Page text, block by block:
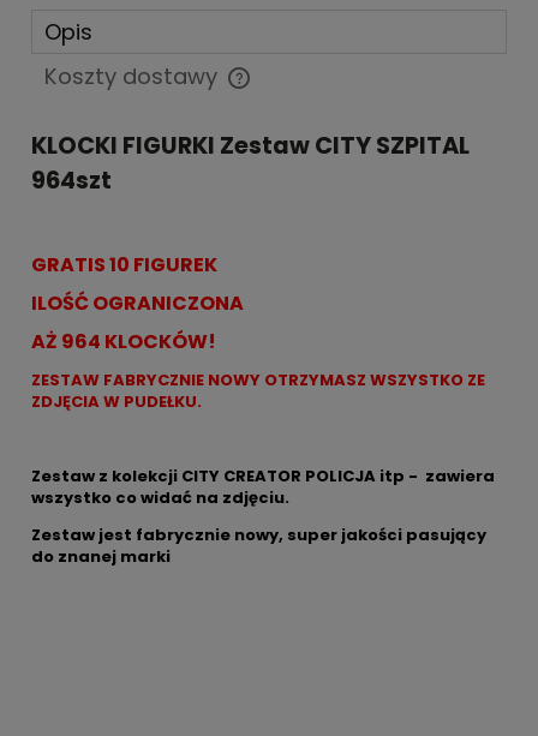
Opis
Koszty dostawy
Cena nie zawiera ewentualnych kosztów płatności
KLOCKI FIGURKI Zestaw CITY SZPITAL
964szt
GRATIS 10 FIGUREK
ILOŚĆ OGRANICZONA
AŻ 964 KLOCKÓW!
ZESTAW FABRYCZNIE NOWY OTRZYMASZ WSZYSTKO ZE
ZDJĘCIA W PUDEŁKU.
Zestaw z kolekcji CITY CREATOR POLICJA itp - zawiera
wszystko co widać na zdjęciu.
Zestaw jest fabrycznie nowy, super jakości pasujący
do znanej marki